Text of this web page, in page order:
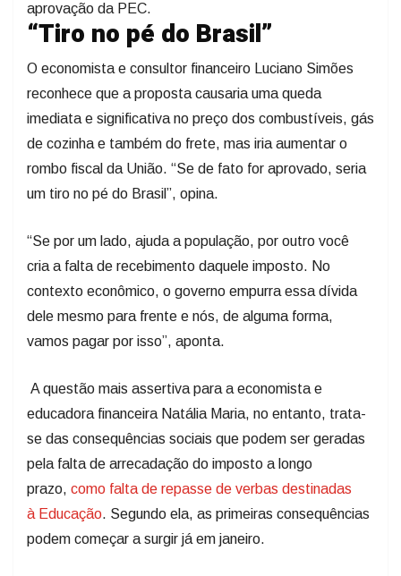
aprovação da PEC.
“Tiro no pé do Brasil”
O economista e consultor financeiro Luciano Simões
reconhece que a proposta causaria uma queda
imediata e significativa no preço dos combustíveis, gás
de cozinha e também do frete, mas iria aumentar o
rombo fiscal da União. “Se de fato for aprovado, seria
um tiro no pé do Brasil”, opina.
“Se por um lado, ajuda a população, por outro você
cria a falta de recebimento daquele imposto. No
contexto econômico, o governo empurra essa dívida
dele mesmo para frente e nós, de alguma forma,
vamos pagar por isso”, aponta.
A questão mais assertiva para a economista e
educadora financeira Natália Maria, no entanto, trata-
se das consequências sociais que podem ser geradas
pela falta de arrecadação do imposto a longo
prazo, como falta de repasse de verbas destinadas
à Educação. Segundo ela, as primeiras consequências
podem começar a surgir já em janeiro.